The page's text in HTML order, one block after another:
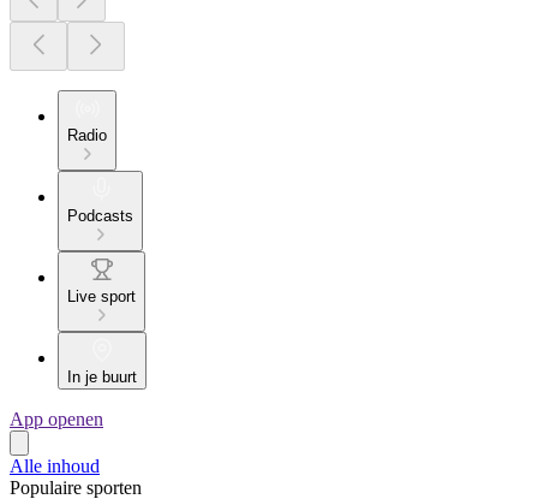
Radio
Podcasts
Live sport
In je buurt
App openen
Alle inhoud
Populaire sporten